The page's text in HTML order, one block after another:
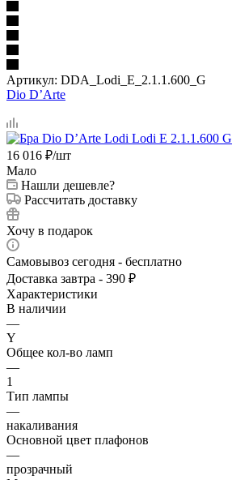
Артикул: DDA_Lodi_E_2.1.1.600_G
Dio D’Arte
16 016 ₽/шт
Мало
Нашли дешевле?
Рассчитать доставку
Хочу в подарок
Самовывоз сегодня - бесплатно
Доставка завтра - 390 ₽
Характеристики
В наличии
—
Y
Общее кол-во ламп
—
1
Тип лампы
—
накаливания
Основной цвет плафонов
—
прозрачный